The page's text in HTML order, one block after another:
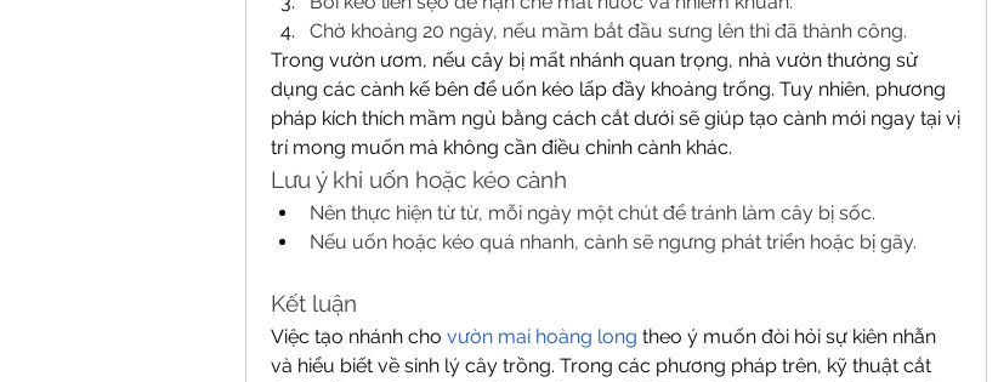
Chờ khoảng 20 ngày, nếu mầm bắt đầu sưng lên thì đã thành công.
Trong vườn ươm, nếu cây bị mất nhánh quan trọng, nhà vườn thường sử
dụng các cành kế bên để uốn kéo lấp đầy khoảng trống. Tuy nhiên, phương
pháp kích thích mầm ngủ bằng cách cắt dưới sẽ giúp tạo cành mới ngay tại vị
trí mong muốn mà không cần điều chỉnh cành khác.
Lưu ý khi uốn hoặc kéo cành
Nên thực hiện từ từ, mỗi ngày một chút để tránh làm cây bị sốc.
Nếu uốn hoặc kéo quá nhanh, cành sẽ ngưng phát triển hoặc bị gãy.
Kết luận
Việc tạo nhánh cho vườn mai hoàng long theo ý muốn đòi hỏi sự kiên nhẫn
và hiểu biết về sinh lý cây trồng. Trong các phương pháp trên, kỹ thuật cắt